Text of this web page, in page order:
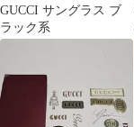
GUCCI サングラス ブ
ラック系